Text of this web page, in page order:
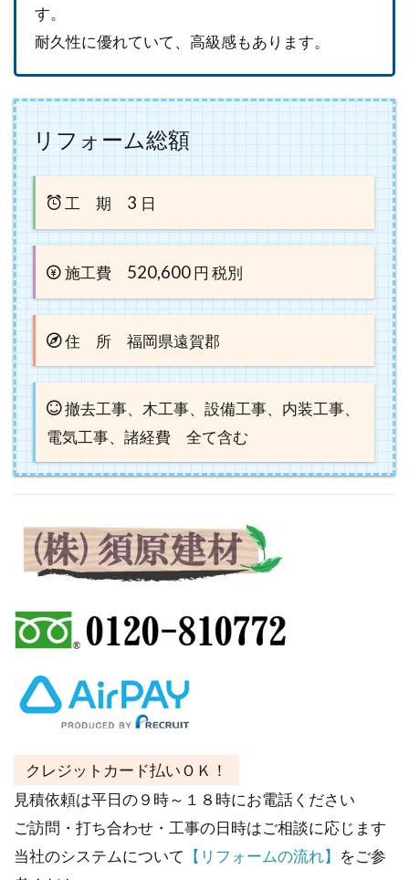
す。
耐久性に優れていて、高級感もあります。
リフォーム総額
工 期 3 日
施工費 520,600円 税別
住 所 福岡県遠賀郡
撤去工事、木工事、設備工事、内装工事、
電気工事、諸経費 全て含む
クレジットカード払いＯＫ！
見積依頼は平日の９時～１８時にお電話ください
ご訪問・打ち合わせ・工事の日時はご相談に応じます
当社のシステムについて 【リフォームの流れ】 をご参